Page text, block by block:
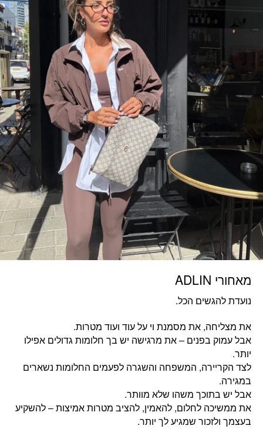
מאחורי ADLIN
נועדת להגשים הכל.
את מצליחה, את מסמנת וי על עוד ועוד מטרות.
אבל עמוק בפנים – את מרגישה יש בך חלומות גדולים אפילו
יותר.
לצד הקריירה, המשפחה והשגרה לפעמים החלומות נשארים
במגירה.
אבל יש בתוכך משהו שלא מוותר.
את ממשיכה לחלום, להאמין, להציב מטרות אמיצות – להשקיע
בעצמך ולזכור שמגיע לך יותר.